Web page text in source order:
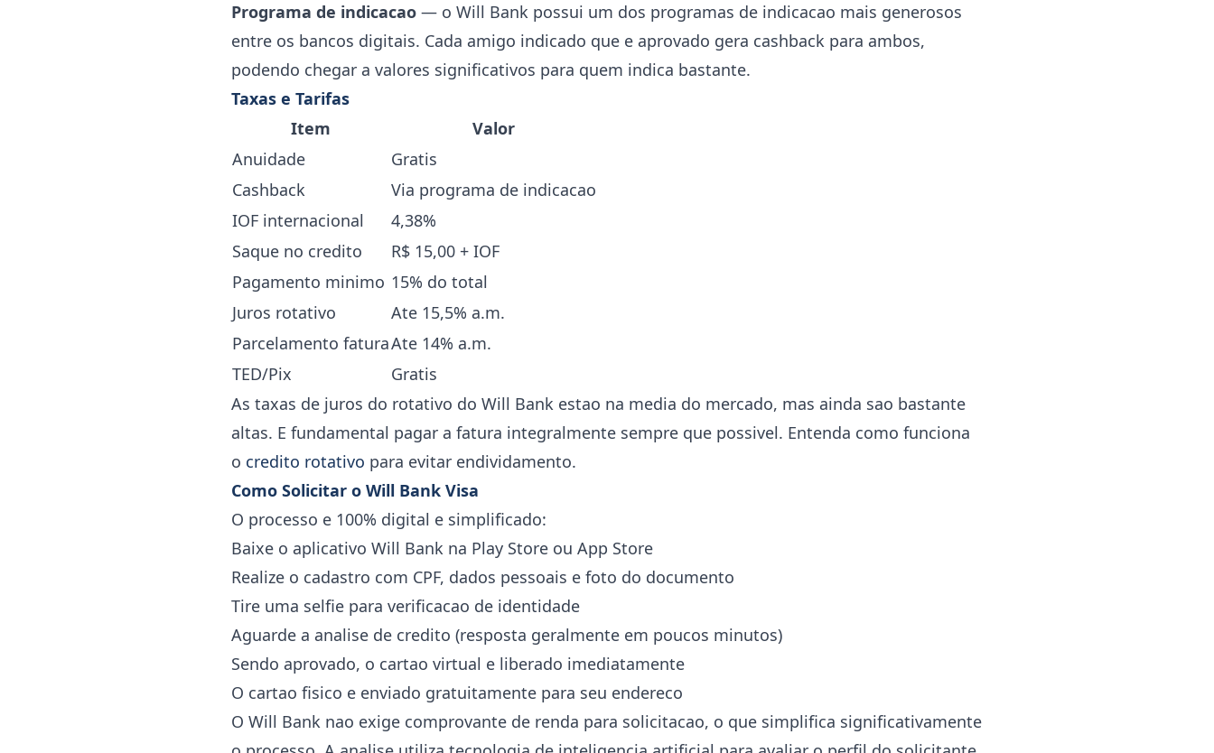
Programa de indicacao — o Will Bank possui um dos programas de indicacao mais generosos
entre os bancos digitais. Cada amigo indicado que e aprovado gera cashback para ambos,
podendo chegar a valores significativos para quem indica bastante.
Taxas e Tarifas
Item
Valor
Anuidade
Gratis
Cashback
Via programa de indicacao
IOF internacional
4,38%
Saque no credito
R$ 15,00 + IOF
Pagamento minimo 15% do total
Juros rotativo
Ate 15,5% a.m.
Parcelamento faturaAte 14% a.m.
TED/Pix
Gratis
As taxas de juros do rotativo do Will Bank estao na media do mercado, mas ainda sao bastante
altas. E fundamental pagar a fatura integralmente sempre que possivel. Entenda como funciona
o credito rotativo para evitar endividamento.
Como Solicitar o Will Bank Visa
O processo e 100% digital e simplificado:
Baixe o aplicativo Will Bank na Play Store ou App Store
Realize o cadastro com CPF, dados pessoais e foto do documento
Tire uma selfie para verificacao de identidade
Aguarde a analise de credito (resposta geralmente em poucos minutos)
Sendo aprovado, o cartao virtual e liberado imediatamente
O cartao fisico e enviado gratuitamente para seu endereco
O Will Bank nao exige comprovante de renda para solicitacao, o que simplifica significativamente